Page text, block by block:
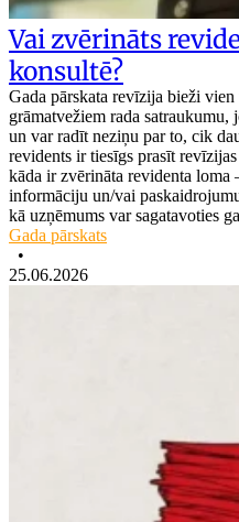
Vai zvērināts
konsultē?
Gada pārskata revīzija bieži
grāmatvežiem rada satraukumu,
un var radīt neziņu par to, cik
revidents ir tiesīgs prasīt
kāda ir zvērināta revidenta
informāciju un/vai
kā uzņēmums var sagatavoties
Gada pārskats
•
25.06.2026